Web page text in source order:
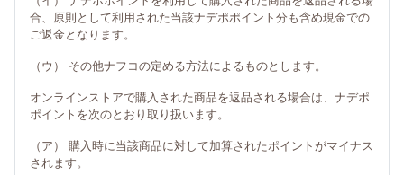
合、原則として利用された当該ナデポポイント分も含め現金での
ご返金となります。
（ウ） その他ナフコの定める方法によるものとします。
オンラインストアで購入された商品を返品される場合は、ナデポ
ポイントを次のとおり取り扱います。
（ア） 購入時に当該商品に対して加算されたポイントがマイナス
されます。